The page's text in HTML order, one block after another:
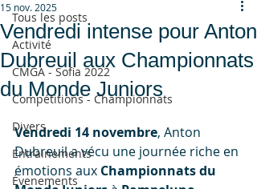
Tous les posts
Activité
CMGA - Sofia 2022
Compétitions - Championnats
Divers
Entrainements
Évenements
Vendredi intense pour Anton
Dubreuil aux Championnats
du Monde Juniors
15 nov. 2025
Vendredi 14 novembre, Anton
Dubreuil a vécu une journée riche en
émotions aux Championnats du